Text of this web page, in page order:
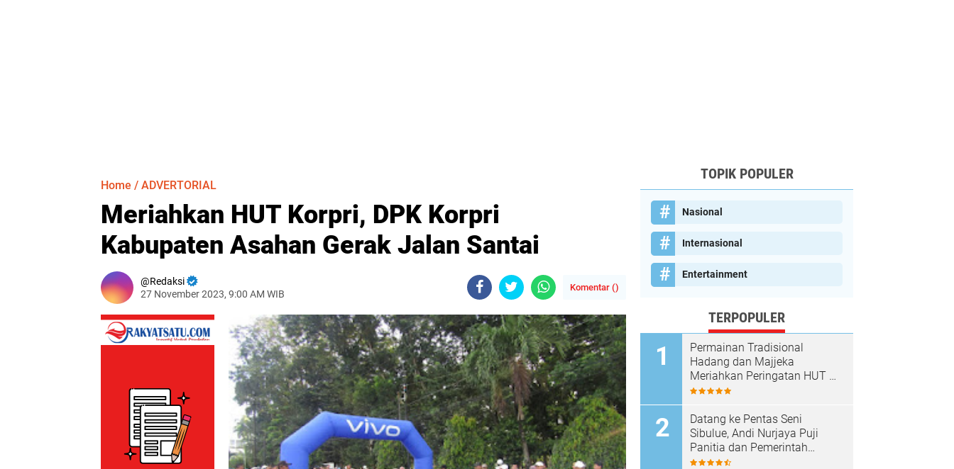
Home / ADVERTORIAL
Meriahkan HUT Korpri, DPK Korpri
Kabupaten Asahan Gerak Jalan Santai
Redaksi
27 November 2023, 9:00 AM WIB
Komentar ()
TOPIK POPULER
Nasional
Internasional
Entertainment
TERPOPULER
Permainan Tradisional
Hadang dan Majjeka
Meriahkan Peringatan HUT RI
di Sibulue
Datang ke Pentas Seni
Sibulue, Andi Nurjaya Puji
Panitia dan Pemerintah
Kecamatan